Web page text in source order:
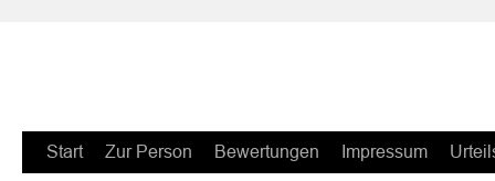
Zum
Start Zur Person Bewertungen Impressum